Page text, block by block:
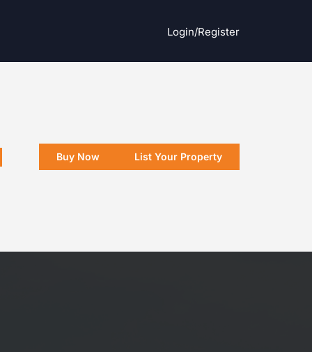
Login/register
Buy Now List Your Property